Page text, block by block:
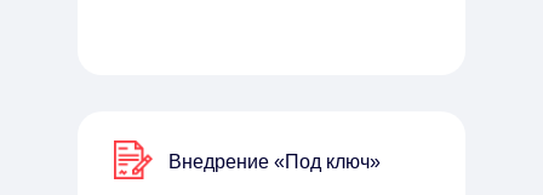
Внедрение «Под ключ»